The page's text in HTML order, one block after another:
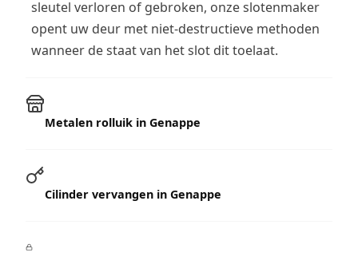
sleutel verloren of gebroken, onze slotenmaker
opent uw deur met niet-destructieve methoden
wanneer de staat van het slot dit toelaat.
Metalen rolluik in Genappe
Cilinder vervangen in Genappe